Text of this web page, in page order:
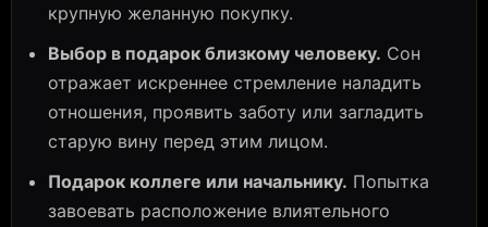
крупную желанную покупку.
Выбор в подарок близкому человеку. Сон
отражает искреннее стремление наладить
отношения, проявить заботу или загладить
старую вину перед этим лицом.
Подарок коллеге или начальнику. Попытка
завоевать расположение влиятельного